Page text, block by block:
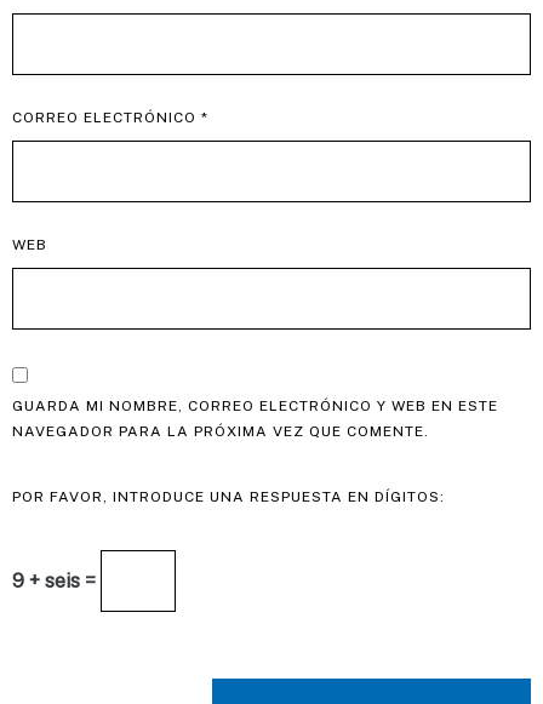
CORREO ELECTRÓNICO *
WEB
GUARDA MI NOMBRE, CORREO ELECTRÓNICO Y WEB EN ESTE
NAVEGADOR PARA LA PRÓXIMA VEZ QUE COMENTE.
POR FAVOR, INTRODUCE UNA RESPUESTA EN DÍGITOS:
9 + seis =